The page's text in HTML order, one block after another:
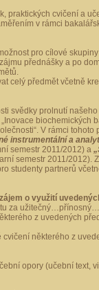
praktických cvičení a
v rámci
pro cílové
přednášky a po
celý předmět včetně
svědky prolnutí
biochemických
V rámci tohoto
instrumentální a
semestr 2011/2012) a
semestr 2011/2012).
studenty partnerů
o využití
za
z uvedených
cvičení některého z
opory (učební text,